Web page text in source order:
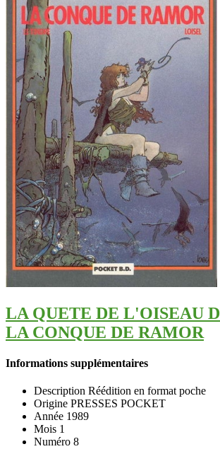
LA QUETE DE L'OISEAU
LA CONQUE DE RAMOR
Informations supplémentaires
Description Réédition en format poche
Origine PRESSES POCKET
Année 1989
Mois 1
Numéro 8